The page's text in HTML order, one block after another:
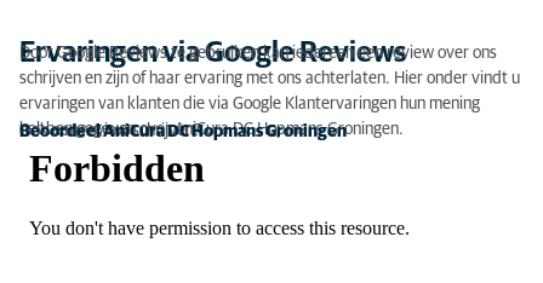
Ervaringen via Google Reviews
Door Google Reviews te gebruiken kan iedereen een review over ons
schrijven en zijn of haar ervaring met ons achterlaten. Hier onder vindt u
ervaringen van klanten die via Google Klantervaringen hun mening
hebben gegeven over AniCura DC Hopmans Groningen.
Ook een review schrijven?
Beoordeel AniCura DC Hopmans Groningen